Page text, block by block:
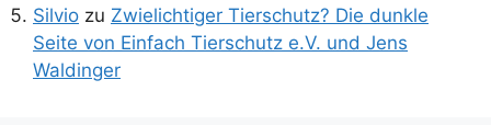
Silvio zu Zwielichtiger Tierschutz? Die dunkle
Seite von Einfach Tierschutz e.V. und Jens
Waldinger